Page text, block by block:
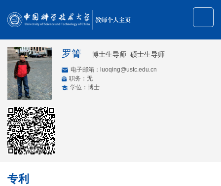
教师个人主页
罗箐 博士生导师 硕士生导师
电子邮箱： luoqing@ustc.edu.cn
职务：无
学位：博士
专利